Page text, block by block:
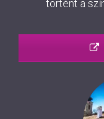
történt a